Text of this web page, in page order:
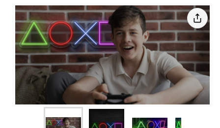
Cómo
poner el
texto en
varias
líneas
Cómo cambiar
de color el texto
Cerrar✖